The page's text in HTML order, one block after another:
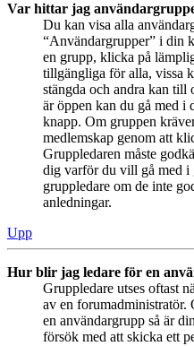
Var hittar jag
Du kan visa alla
“Användargrupper” i din
en grupp, klicka på
tillgängliga för alla, vissa
stängda och andra kan till
är öppen kan du gå med i
knapp. Om gruppen
medlemskap genom att
Gruppledaren måste
dig varför du vill gå med i
gruppledare om de inte
anledningar.
Upp
Hur blir jag ledare för en
Gruppledare utses oftast
av en forumadministratör.
en användargrupp så är
försök med att skicka ett